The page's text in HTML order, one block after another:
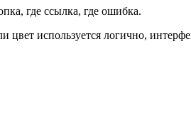
где ссылка, где ошибка.
цвет используется логично,